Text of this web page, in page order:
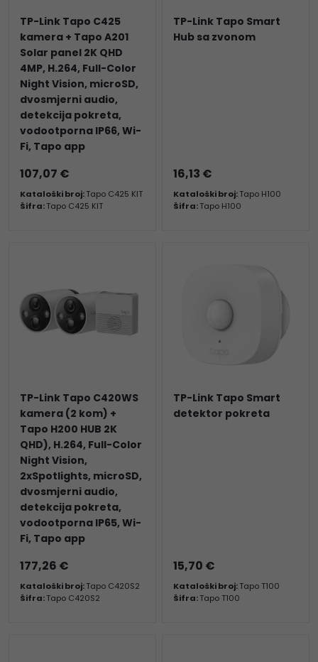
TP-Link Tapo C425
kamera + Tapo A201
Solar panel 2K QHD
4MP, H.264, Full-Color
Night Vision, microSD,
dvosmjerni audio,
detekcija pokreta,
vodootporna IP66, Wi-
Fi, Tapo app
107,07 €
Kataloški broj:Tapo C425 KIT
Šifra:Tapo C425 KIT
TP-Link Tapo Smart
Hub sa zvonom
16,13 €
Kataloški broj:Tapo H100
Šifra:Tapo H100
TP-Link Tapo C420WS
kamera (2 kom) +
Tapo H200 HUB 2K
QHD), H.264, Full-Color
Night Vision,
2xSpotlights, microSD,
dvosmjerni audio,
detekcija pokreta,
vodootporna IP65, Wi-
Fi, Tapo app
177,26 €
Kataloški broj:Tapo C420S2
Šifra:Tapo C420S2
TP-Link Tapo Smart
detektor pokreta
15,70 €
Kataloški broj:Tapo T100
Šifra:Tapo T100